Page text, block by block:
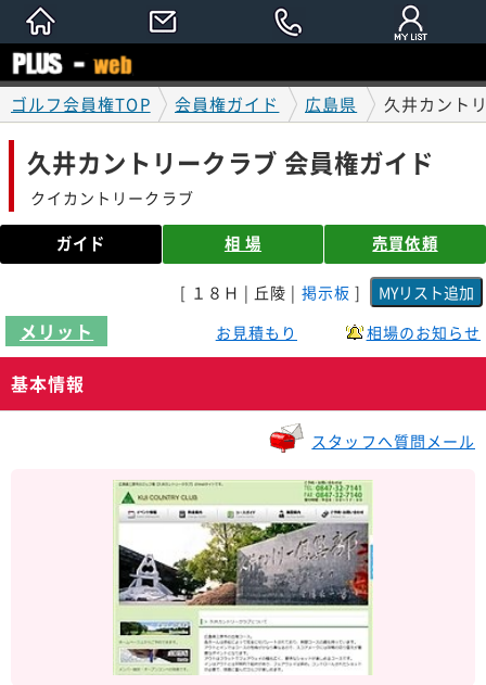
ゴルフ会員権TOP 会員権ガイド 広島県 久井カント
久井カントリークラブ 会員権ガイド
クイカントリークラブ
ガイド 相 場 売買依頼
[ １８Ｈ | 丘陵 | 掲示板 ]
メリット お見積もり 相場のお知らせ
基本情報
スタッフへ質問メール